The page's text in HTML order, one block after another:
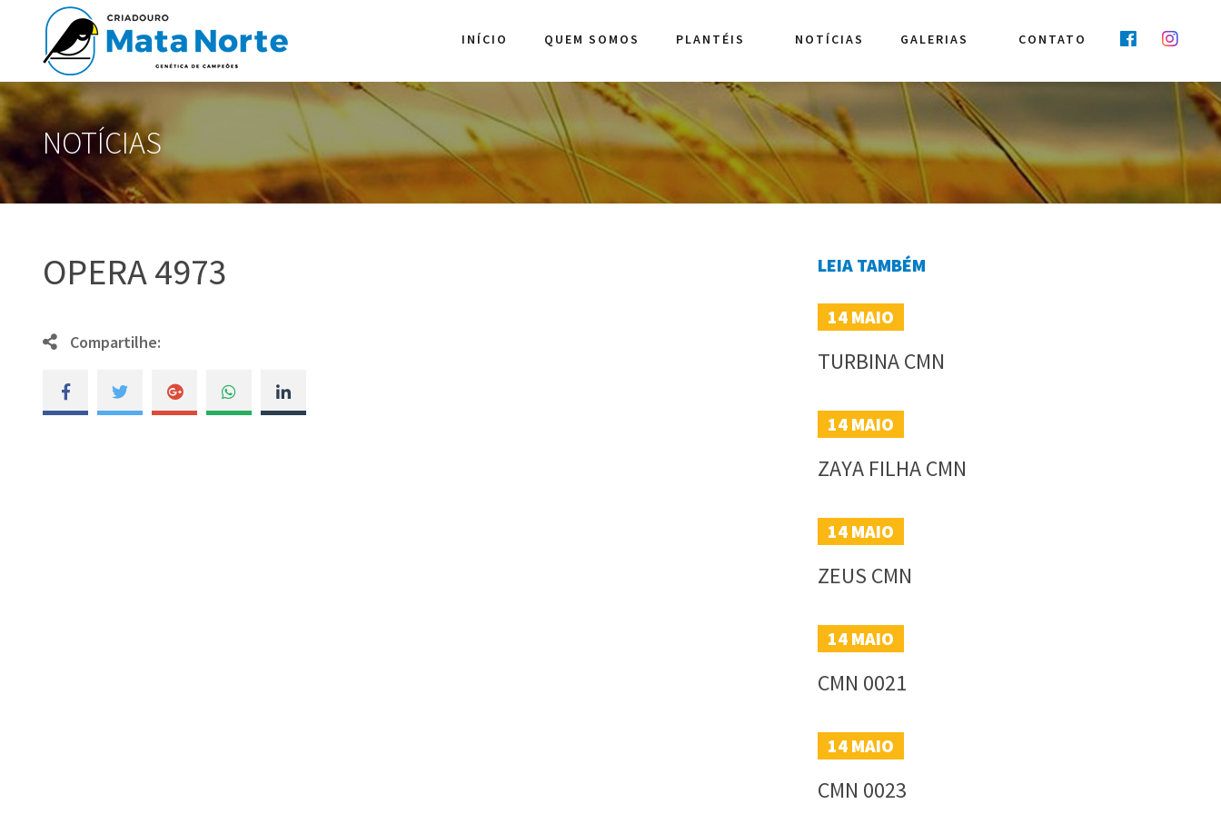
INÍCIO QUEM SOMOS PLANTÉIS NOTÍCIAS GALERIAS CONTATO
NOTÍCIAS
OPERA 4973
Compartilhe:
LEIA TAMBÉM
14 MAIO
TURBINA CMN
14 MAIO
ZAYA FILHA CMN
14 MAIO
ZEUS CMN
14 MAIO
CMN 0021
14 MAIO
CMN 0023